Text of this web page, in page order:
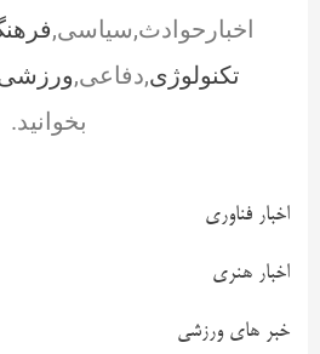
اخبارحوادث,سیاسی,
تکنولوژی,دفاعی,
بخوانید.
اخبار فناوری
اخبار هنری
خبر های ورزشی